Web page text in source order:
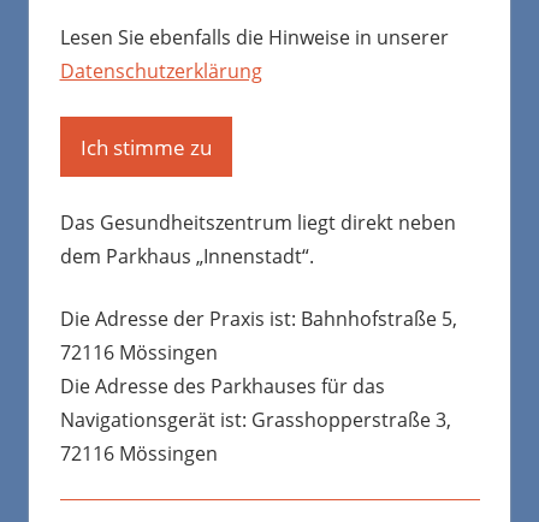
Lesen Sie ebenfalls die Hinweise in unserer
Datenschutzerklärung
Ich stimme zu
Das Gesundheitszentrum liegt direkt neben
dem Parkhaus „Innenstadt“.
Die Adresse der Praxis ist: Bahnhofstraße 5,
72116 Mössingen
Die Adresse des Parkhauses für das
Navigationsgerät ist: Grasshopperstraße 3,
72116 Mössingen